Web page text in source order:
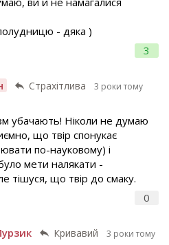
3
- дяка )
Страхітлива 3 роки тому
0
убачають! Ніколи не думаю
що твір спонукає
по-науковому) і
мети налякати -
тішуся, що твір до смаку.
Кривавий 3 роки тому